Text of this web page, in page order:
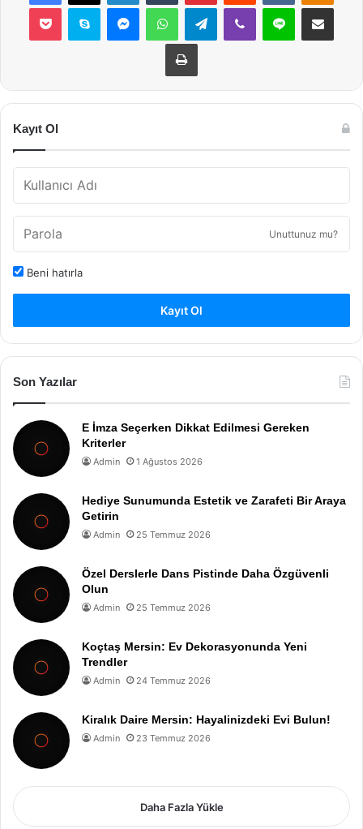
Pocket Skype MessengerWhatsAppTelegramViber Line E-Posta ile
Yazdır
Kayıt Ol
Unuttunuz mu?
Beni hatırla
Kayıt Ol
Son Yazılar
E İmza Seçerken Dikkat Edilmesi Gereken
Kriterler
Admin 1 Ağustos 2026
Hediye Sunumunda Estetik ve Zarafeti Bir Araya
Getirin
Admin 25 Temmuz 2026
Özel Derslerle Dans Pistinde Daha Özgüvenli
Olun
Admin 25 Temmuz 2026
Koçtaş Mersin: Ev Dekorasyonunda Yeni
Trendler
Admin 24 Temmuz 2026
Kiralık Daire Mersin: Hayalinizdeki Evi Bulun!
Admin 23 Temmuz 2026
Daha Fazla Yükle